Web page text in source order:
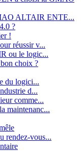
ALTAIR ENTE...
?
!
réussir v...
ou le logic...
choix ?
du logici...
d...
comme...
maintenanc...
rendez-vous...